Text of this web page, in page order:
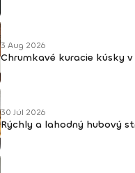
3 Aug 2026
Chrumkavé kuracie kúsky
30 Júl 2026
Rýchly a lahodný hubový